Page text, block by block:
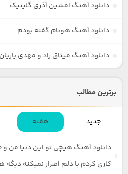
دانلود آهنگ افشین آذری گلینیک
دانلود آهنگ هونام گفته بودم
دانلود آهنگ میثاق راد و مهدی
برترین مطالب
جدید هفته
دانلود آهنگ هیچی تو این دنیا من
کاری کردم با دلم اصرار نمیکنه